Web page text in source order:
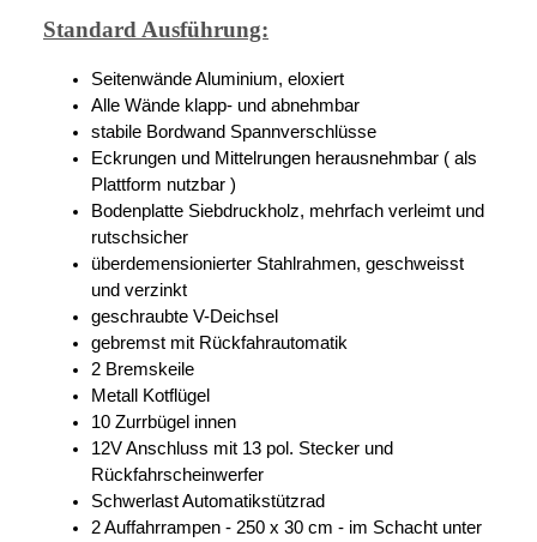
Standard Ausführung:
Seitenwände Aluminium, eloxiert
Alle Wände klapp- und abnehmbar
stabile Bordwand Spannverschlüsse
Eckrungen und Mittelrungen herausnehmbar ( als
Plattform nutzbar )
Bodenplatte Siebdruckholz, mehrfach verleimt und
rutschsicher
überdemensionierter Stahlrahmen, geschweisst
und verzinkt
geschraubte V-Deichsel
gebremst mit Rückfahrautomatik
2 Bremskeile
Metall Kotflügel
10 Zurrbügel innen
12V Anschluss mit 13 pol. Stecker und
Rückfahrscheinwerfer
Schwerlast Automatikstützrad
2 Auffahrrampen - 250 x 30 cm - im Schacht unter